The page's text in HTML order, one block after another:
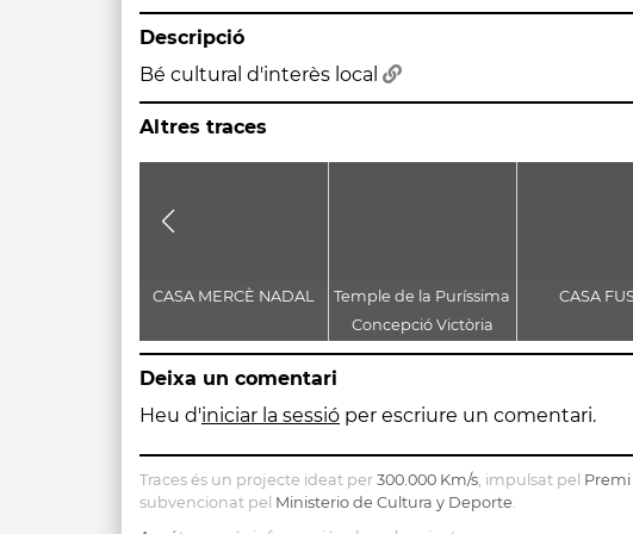
Descripció
Bé cultural d'interès local
Altres traces
CASA MERCÈ NADAL
Temple de la Puríssima
Concepció Victòria
CASA
Deixa un comentari
Heu d'iniciar la sessió per escriure un comentari.
Traces és un projecte ideat per 300.000 Km/s, impulsat pel Premi
subvencionat pel Ministerio de Cultura y Deporte.